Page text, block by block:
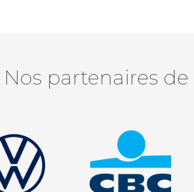
Nos partenaires de